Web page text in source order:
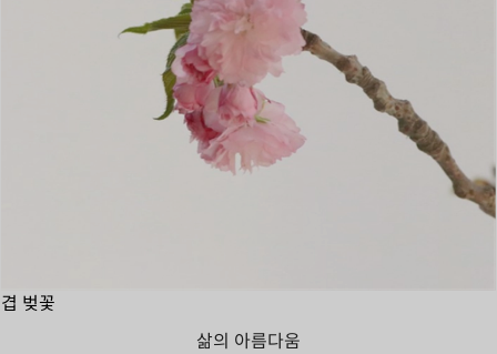
겹 벚꽃
삶의 아름다움